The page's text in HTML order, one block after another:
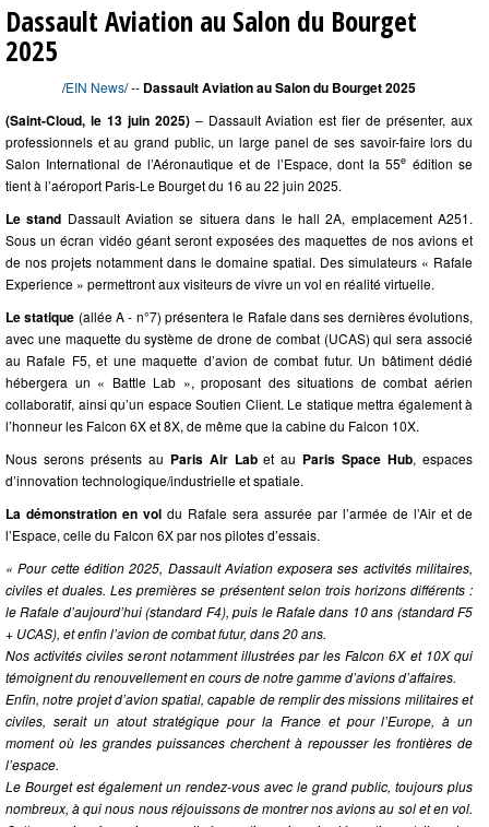
Dassault Aviation au Salon du Bourget
2025
/EIN News/ -- Dassault Aviation au Salon du Bourget 2025
(Saint-Cloud, le 13 juin 2025) – Dassault Aviation est fier de présenter, aux
professionnels et au grand public, un large panel de ses savoir-faire lors du
Salon International de l’Aéronautique et de l’Espace, dont la 55e édition se
tient à l’aéroport Paris-Le Bourget du 16 au 22 juin 2025.
Le stand Dassault Aviation se situera dans le hall 2A, emplacement A251.
Sous un écran vidéo géant seront exposées des maquettes de nos avions et
de nos projets notamment dans le domaine spatial. Des simulateurs « Rafale
Experience » permettront aux visiteurs de vivre un vol en réalité virtuelle.
Le statique (allée A - n°7) présentera le Rafale dans ses dernières évolutions,
avec une maquette du système de drone de combat (UCAS) qui sera associé
au Rafale F5, et une maquette d’avion de combat futur. Un bâtiment dédié
hébergera un « Battle Lab », proposant des situations de combat aérien
collaboratif, ainsi qu’un espace Soutien Client. Le statique mettra également à
l’honneur les Falcon 6X et 8X, de même que la cabine du Falcon 10X.
Nous serons présents au Paris Air Labet au Paris Space Hub, espaces
d’innovation technologique/industrielle et spatiale.
La démonstration en vol du Rafale sera assurée par l’armée de l’Air et de
l’Espace, celle du Falcon 6X par nos pilotes d’essais.
« Pour cette édition 2025, Dassault Aviation exposera ses activités militaires,
civiles et duales. Les premières se présentent selon trois horizons différents :
le Rafale d’aujourd’hui (standard F4), puis le Rafale dans 10 ans (standard F5
+ UCAS), et enfin l’avion de combat futur, dans 20 ans.
Nos activités civiles seront notamment illustrées par les Falcon 6X et 10X qui
témoignent du renouvellement en cours de notre gamme d’avions d’affaires.
Enfin, notre projet d’avion spatial, capable de remplir des missions militaires et
civiles, serait un atout stratégique pour la France et pour l’Europe, à un
moment où les grandes puissances cherchent à repousser les frontières de
l’espace.
Le Bourget est également un rendez-vous avec le grand public, toujours plus
nombreux, à qui nous nous réjouissons de montrer nos avions au sol et en vol.